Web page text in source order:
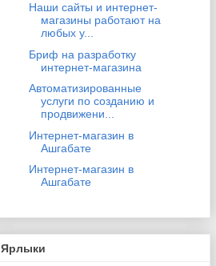
Наши сайты и интернет-
магазины работают на
любых у...
Бриф на разработку
интернет-магазина
Автоматизированные
услуги по созданию и
продвижени...
Интернет-магазин в
Ашгабате
Интернет-магазин в
Ашгабате
Ярлыки